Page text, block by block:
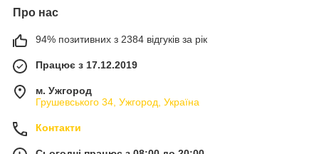
Про нас
94% позитивних з 2384 відгуків за рік
Працює з 17.12.2019
м. Ужгород
Грушевського 34, Ужгород, Україна
Контакти